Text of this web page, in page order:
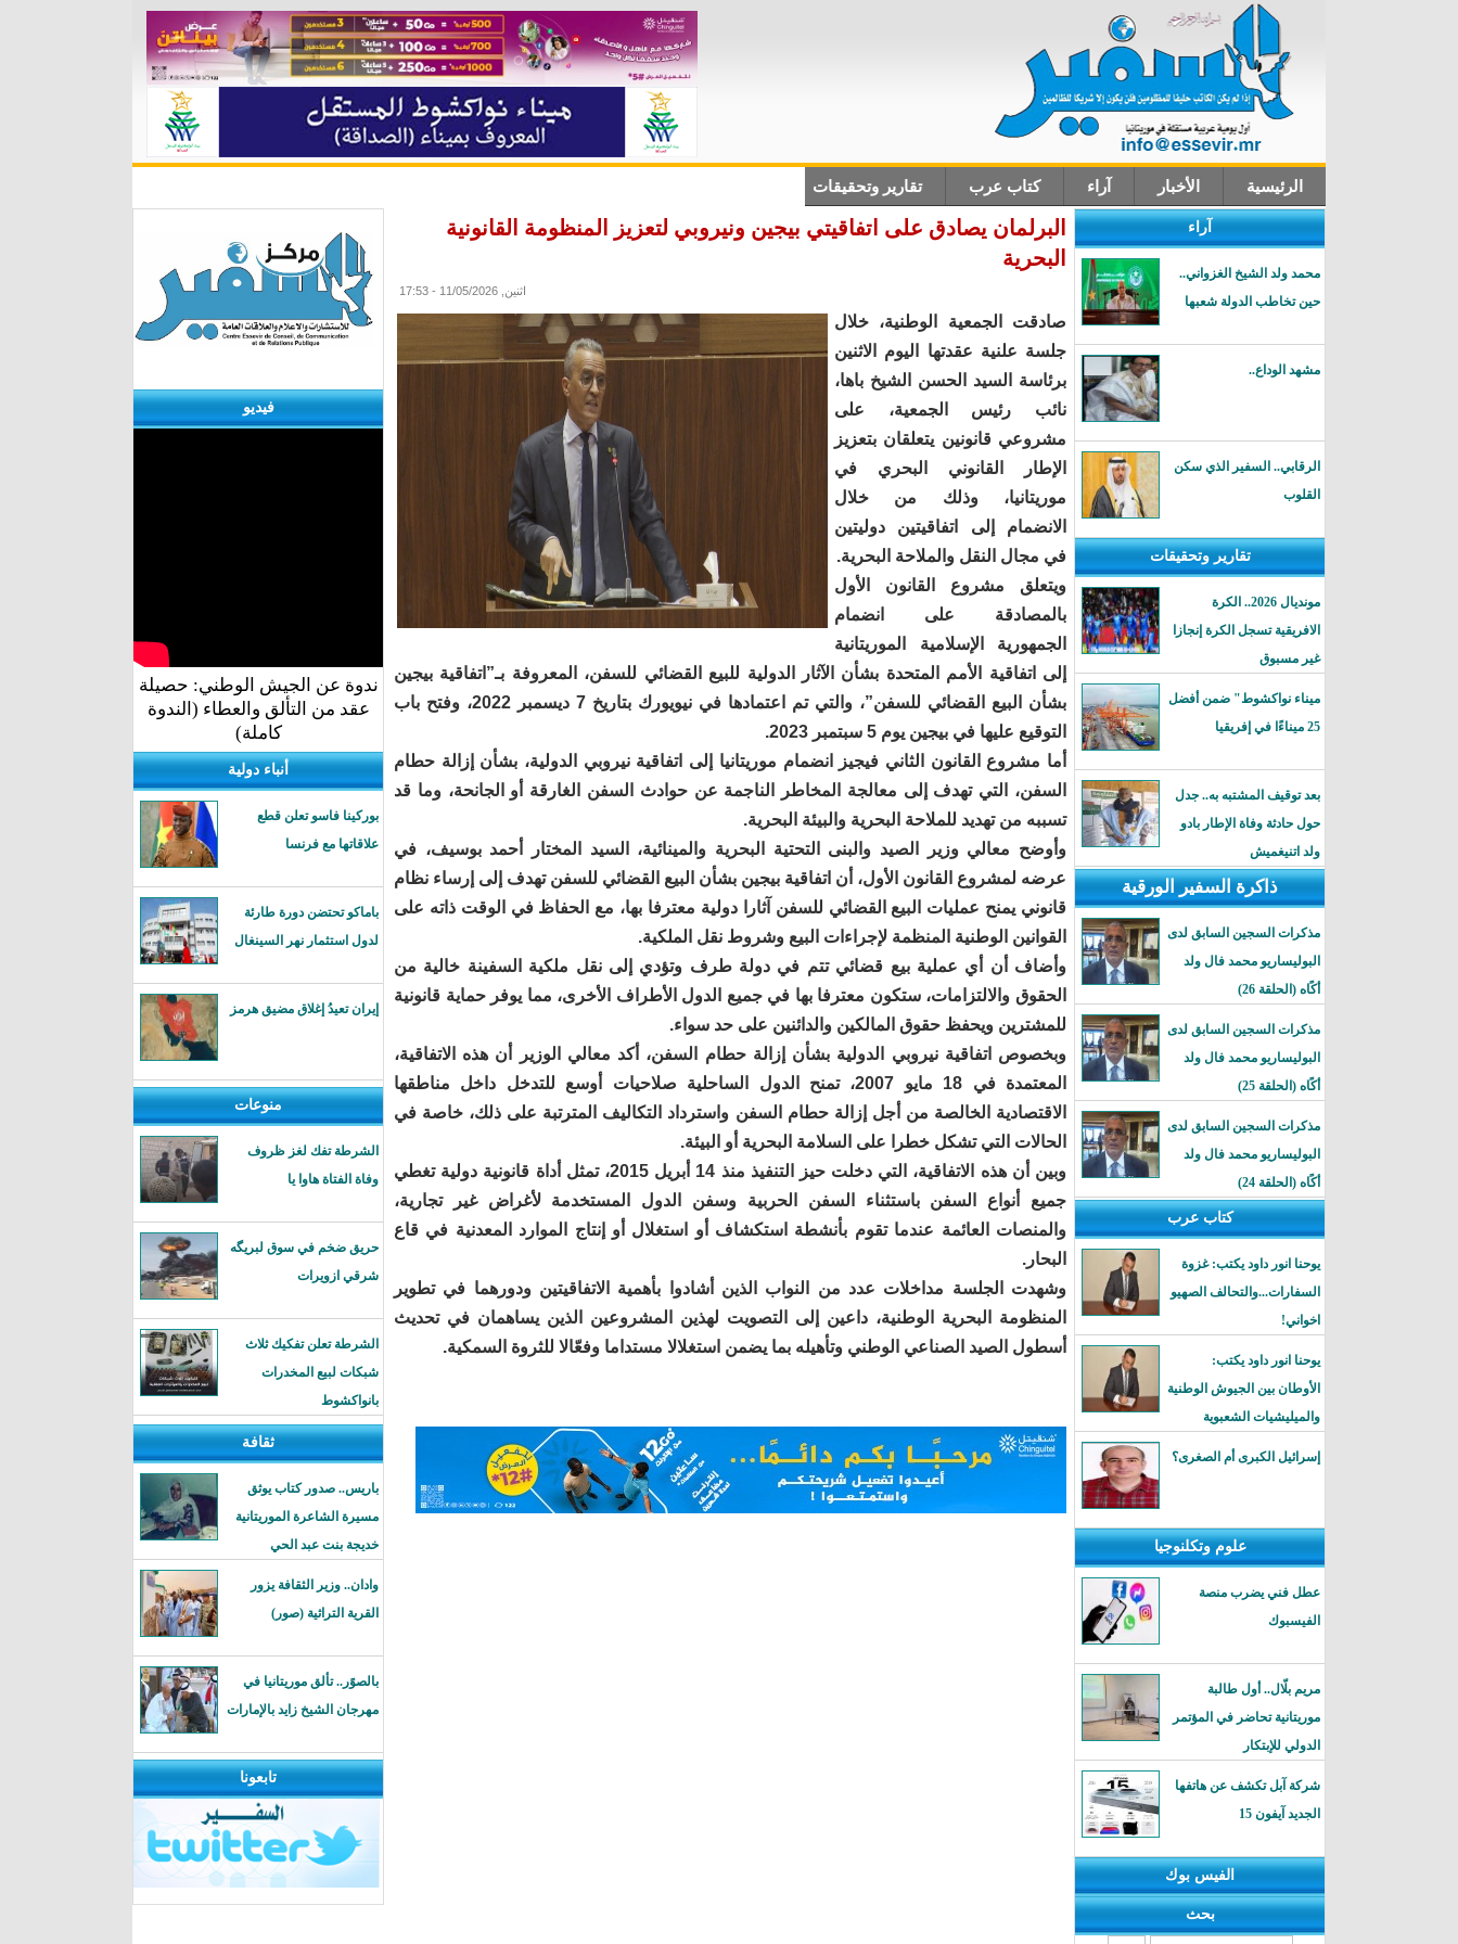
الرئيسية الأخبار آراء كتاب عرب تقارير وتحقيقات
آراء
محمد ولد الشيخ الغزواني..
حين تخاطب الدولة شعبها
مشهد الوداع..
الرقابي.. السفير الذي سكن
القلوب
تقارير وتحقيقات
مونديال 2026.. الكرة
الافريقية تسجل الكرة إنجازا
غير مسبوق
ميناء نواكشوط" ضمن أفضل
25 ميناءًا في إفريقيا
بعد توقيف المشتبه به.. جدل
حول حادثة وفاة الإطار بادو
ولد اتنيغميش
ذاكرة السفير الورقية
مذكرات السجين السابق لدى
البوليساريو محمد فال ولد
أكًاه (الحلقة 26)
مذكرات السجين السابق لدى
البوليساريو محمد فال ولد
أكًاه (الحلقة 25)
مذكرات السجين السابق لدى
البوليساريو محمد فال ولد
أكًاه (الحلقة 24)
كتاب عرب
يوحنا انور داود يكتب: غزوة
السفارات...والتحالف الصهيو
اخواني!
يوحنا انور داود يكتب:
الأوطان بين الجيوش الوطنية
والميليشيات الشعبوية
إسرائيل الكبرى أم الصغرى؟
علوم وتكلنوجيا
عطل فني يضرب منصة
الفيسبوك
مريم بلّال.. أول طالبة
موريتانية تحاضر في المؤتمر
الدولي للإبتكار
شركة آبل تكشف عن هاتفها
الجديد آيفون 15
الفيس بوك
بحث
البرلمان يصادق على اتفاقيتي بيجين ونيروبي لتعزيز المنظومة القانونية
البحرية
اثنين, 11/05/2026 - 17:53
صادقت الجمعية الوطنية، خلال
جلسة علنية عقدتها اليوم الاثنين
برئاسة السيد الحسن الشيخ باها،
نائب رئيس الجمعية، على
مشروعي قانونين يتعلقان بتعزيز
الإطار القانوني البحري في
موريتانيا، وذلك من خلال
الانضمام إلى اتفاقيتين دوليتين
في مجال النقل والملاحة البحرية.
ويتعلق مشروع القانون الأول
بالمصادقة على انضمام
الجمهورية الإسلامية الموريتانية
إلى اتفاقية الأمم المتحدة بشأن الآثار الدولية للبيع القضائي للسفن، المعروفة بـ”اتفاقية بيجين
بشأن البيع القضائي للسفن”، والتي تم اعتمادها في نيويورك بتاريخ 7 ديسمبر 2022، وفتح باب
التوقيع عليها في بيجين يوم 5 سبتمبر 2023.
أما مشروع القانون الثاني فيجيز انضمام موريتانيا إلى اتفاقية نيروبي الدولية، بشأن إزالة حطام
السفن، التي تهدف إلى معالجة المخاطر الناجمة عن حوادث السفن الغارقة أو الجانحة، وما قد
تسببه من تهديد للملاحة البحرية والبيئة البحرية.
وأوضح معالي وزير الصيد والبنى التحتية البحرية والمينائية، السيد المختار أحمد بوسيف، في
عرضه لمشروع القانون الأول، أن اتفاقية بيجين بشأن البيع القضائي للسفن تهدف إلى إرساء نظام
قانوني يمنح عمليات البيع القضائي للسفن آثارا دولية معترفا بها، مع الحفاظ في الوقت ذاته على
القوانين الوطنية المنظمة لإجراءات البيع وشروط نقل الملكية.
وأضاف أن أي عملية بيع قضائي تتم في دولة طرف وتؤدي إلى نقل ملكية السفينة خالية من
الحقوق والالتزامات، ستكون معترفا بها في جميع الدول الأطراف الأخرى، مما يوفر حماية قانونية
للمشترين ويحفظ حقوق المالكين والدائنين على حد سواء.
وبخصوص اتفاقية نيروبي الدولية بشأن إزالة حطام السفن، أكد معالي الوزير أن هذه الاتفاقية،
المعتمدة في 18 مايو 2007، تمنح الدول الساحلية صلاحيات أوسع للتدخل داخل مناطقها
الاقتصادية الخالصة من أجل إزالة حطام السفن واسترداد التكاليف المترتبة على ذلك، خاصة في
الحالات التي تشكل خطرا على السلامة البحرية أو البيئة.
وبين أن هذه الاتفاقية، التي دخلت حيز التنفيذ منذ 14 أبريل 2015، تمثل أداة قانونية دولية تغطي
جميع أنواع السفن باستثناء السفن الحربية وسفن الدول المستخدمة لأغراض غير تجارية،
والمنصات العائمة عندما تقوم بأنشطة استكشاف أو استغلال أو إنتاج الموارد المعدنية في قاع
البحار.
وشهدت الجلسة مداخلات عدد من النواب الذين أشادوا بأهمية الاتفاقيتين ودورهما في تطوير
المنظومة البحرية الوطنية، داعين إلى التصويت لهذين المشروعين الذين يساهمان في تحديث
أسطول الصيد الصناعي الوطني وتأهيله بما يضمن استغلالا مستداما وفعّالا للثروة السمكية.
فيديو
ندوة عن الجيش الوطني: حصيلة
عقد من التألق والعطاء (الندوة
كاملة)
أنباء دولية
بوركينا فاسو تعلن قطع
علاقاتها مع فرنسا
باماكو تحتضن دورة طارئة
لدول استثمار نهر السينغال
إيران تعيدُ إغلاق مضيق هرمز
منوعات
الشرطة تفك لغز ظروف
وفاة الفتاة هاوا يا
حريق ضخم في سوق لبريگه
شرقي ازويرات
الشرطة تعلن تفكيك ثلاث
شبكات لبيع المخدرات
بانواكشوط
ثقافة
باريس.. صدور كتاب يوثق
مسيرة الشاعرة الموريتانية
خديجة بنت عبد الحي
وادان.. وزير الثقافة يزور
القرية التراثية (صور)
بالصوًر.. تألق موريتانيا في
مهرجان الشيخ زايد بالإمارات
تابعونا